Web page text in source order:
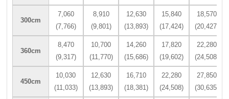
300cm
360cm
450cm
7,060
(7,766)
8,470
(9,317)
10,030
(11,033)
8,910
(9,801)
10,700
(11,770)
12,630
(13,893)
12,630
(13,893)
14,260
(15,686)
16,710
(18,381)
15,840
(17,424)
17,820
(19,602)
22,280
(24,508)
18,570
(20,427)
22,280
(24,508)
27,850
(30,635)